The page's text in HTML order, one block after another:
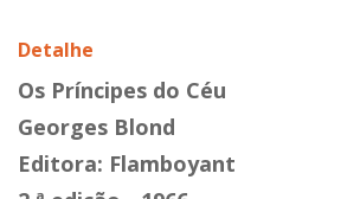
Detalhe
Os Príncipes do Céu
Georges Blond
Editora: Flamboyant